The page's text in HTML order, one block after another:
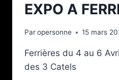
EXPO A
Paropersonne 15 mars
Ferrières du 4 au 6
des 3 Catels